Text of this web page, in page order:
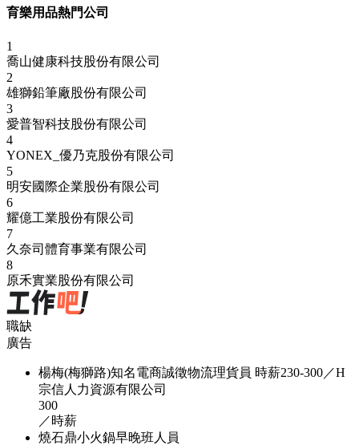
育樂用品熱門公司
1
喬山健康科技股份有限公司
2
雄獅鉛筆廠股份有限公司
3
愛普智科技股份有限公司
4
YONEX_優乃克股份有限公司
5
明安國際企業股份有限公司
6
耀億工業股份有限公司
7
久奈司體育事業有限公司
8
原禾實業股份有限公司
職缺
廣告
楊梅(梅獅路)知名電商誠徵物流理貨員 時薪230-300／H
宗信人力資源有限公司
300
／時薪
燒石鼎小火鍋早晚班人員